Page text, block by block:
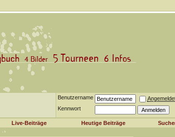
Benutzername
Kennwort
Live-Beiträge Heutige Beiträge